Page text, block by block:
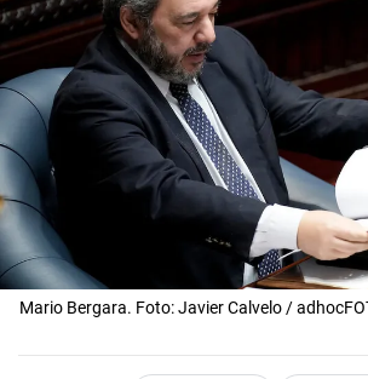
Mario Bergara. Foto: Javier Calvelo /